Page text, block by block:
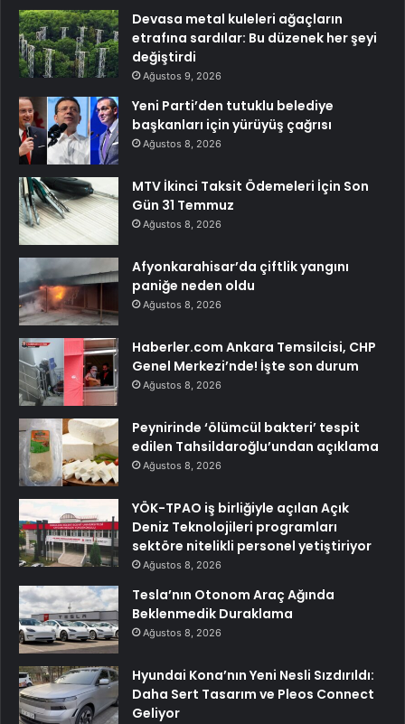
Devasa metal kuleleri ağaçların
etrafına sardılar: Bu düzenek her şeyi
değiştirdi
Ağustos 9, 2026
Yeni Parti’den tutuklu belediye
başkanları için yürüyüş çağrısı
Ağustos 8, 2026
MTV İkinci Taksit Ödemeleri İçin Son
Gün 31 Temmuz
Ağustos 8, 2026
Afyonkarahisar’da çiftlik yangını
paniğe neden oldu
Ağustos 8, 2026
Haberler.com Ankara Temsilcisi, CHP
Genel Merkezi’nde! İşte son durum
Ağustos 8, 2026
Peynirinde ‘ölümcül bakteri’ tespit
edilen Tahsildaroğlu’undan açıklama
Ağustos 8, 2026
YÖK-TPAO iş birliğiyle açılan Açık
Deniz Teknolojileri programları
sektöre nitelikli personel yetiştiriyor
Ağustos 8, 2026
Tesla’nın Otonom Araç Ağında
Beklenmedik Duraklama
Ağustos 8, 2026
Hyundai Kona’nın Yeni Nesli Sızdırıldı:
Daha Sert Tasarım ve Pleos Connect
Geliyor